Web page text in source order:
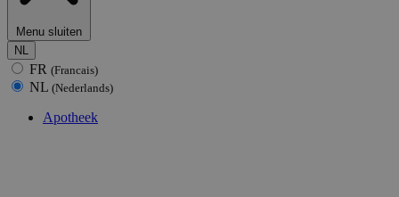
Menu sluiten
NL
FR (Francais)
NL (Nederlands)
Apotheek